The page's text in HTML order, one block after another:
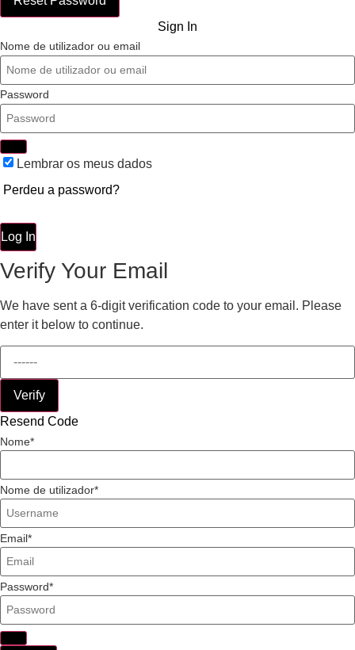
Sign In
Nome de utilizador ou email
Password
Lembrar os meus dados
Perdeu a password?
Log In
Verify Your Email
We have sent a 6-digit verification code to your email. Please
enter it below to continue.
Verify
Resend Code
Nome
Nome de utilizador
Email
Password